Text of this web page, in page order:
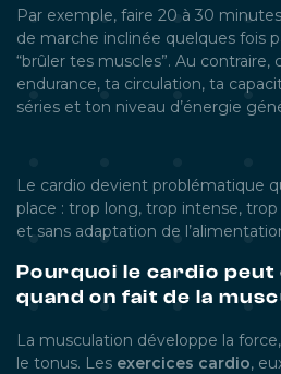
Par exemple, faire 20 à 30
de marche inclinée quelques fois
“brûler tes muscles”. Au
endurance, ta circulation, ta
séries et ton niveau d’énergie
Le cardio devient problématique
place : trop long, trop intense,
et sans adaptation de
Pourquoi le cardio
quand on fait de la
La musculation développe la
le tonus. Les exercices cardio,